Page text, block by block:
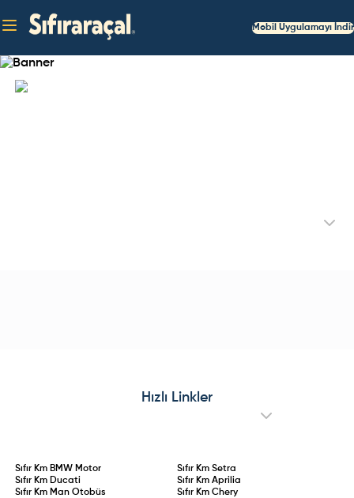
Mobil Uygulamayı İndir
Hızlı Linkler
Sıfır Km BMW Motor Sıfır Km Setra
Sıfır Km Ducati Sıfır Km Aprilia
Sıfır Km Man Otobüs Sıfır Km Chery